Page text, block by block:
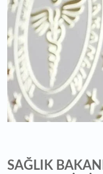
SAĞLIK